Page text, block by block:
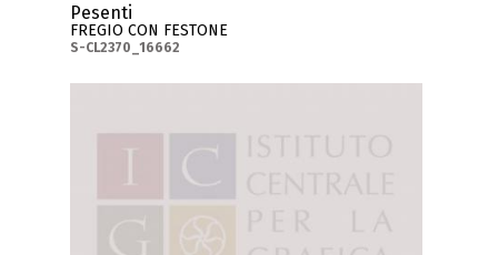
Pesenti
FREGIO CON FESTONE
S-CL2370_16662